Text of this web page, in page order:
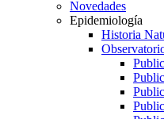
Novedades
Epidemiología
Historia